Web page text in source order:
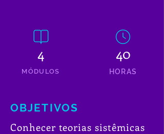
4
MÓDULOS
40
HORAS
OBJETIVOS
Conhecer teorias sistêmicas